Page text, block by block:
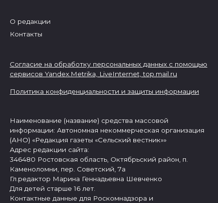
О редакции
Контакты
Согласие на обработку персональных данных с помощью
сервисов Yandex.Metrika, LiveInternet,top.mail.ru
Политика конфиденциальности и защиты информации
Наименование (название) средства массовой
информации: Автономная некоммерческая организация
(АНО) «Редакция газеты «Сельский вестник»»
Адрес редакции сайта:
346480 Ростовская область, Октябрьский район, п.
Каменоломни, пер. Советский, 7а
Гл.редактор Марина Геннадьевна Шевченко
Для детей старше 16 лет.
Контактные данные для Роскомнадзора и